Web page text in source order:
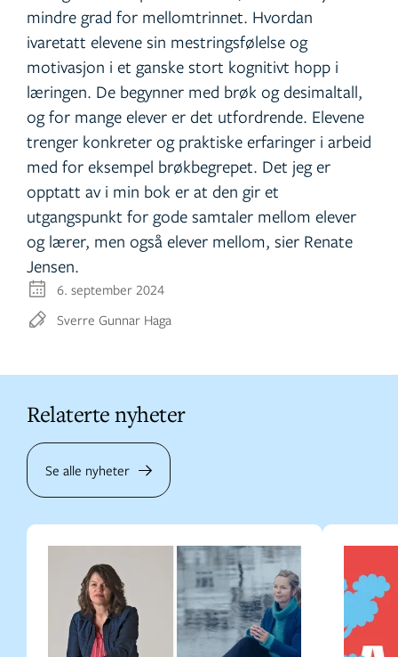
6. september 2024
Sverre Gunnar Haga
mindre grad for mellomtrinnet. Hvordan
ivaretatt elevene sin mestringsfølelse og
motivasjon i et ganske stort kognitivt hopp i
læringen. De begynner med brøk og desimaltall,
og for mange elever er det utfordrende. Elevene
trenger konkreter og praktiske erfaringer i arbeid
med for eksempel brøkbegrepet. Det jeg er
opptatt av i min bok er at den gir et
utgangspunkt for gode samtaler mellom elever
og lærer, men også elever mellom, sier Renate
Jensen.
Relaterte nyheter
Se alle nyheter